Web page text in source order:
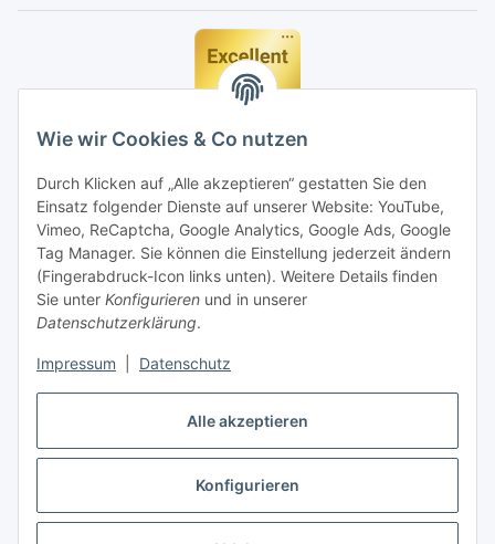
Alle akzeptieren
Konfigurieren
Wie wir Cookies & Co nutzen
Durch Klicken auf „Alle akzeptieren“ gestatten Sie den
Einsatz folgender Dienste auf unserer Website: YouTube,
Vimeo, ReCaptcha, Google Analytics, Google Ads, Google
Tag Manager. Sie können die Einstellung jederzeit ändern
(Fingerabdruck-Icon links unten). Weitere Details finden
Sie unter Konfigurieren und in unserer
Datenschutzerklärung.
Impressum Datenschutz
Vertrag widerrufen
* Alle Preise inkl. gesetzlicher MwSt., zzgl.Versand